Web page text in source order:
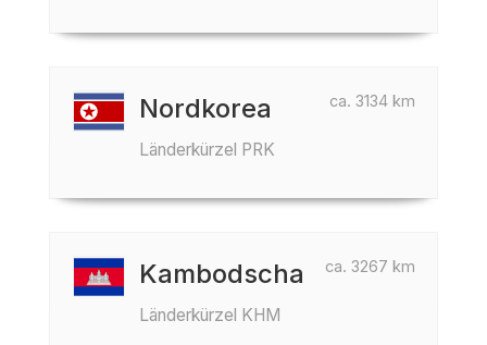
ca. 3134 km
Nordkorea
Länderkürzel PRK
ca. 3267 km
Kambodscha
Länderkürzel KHM